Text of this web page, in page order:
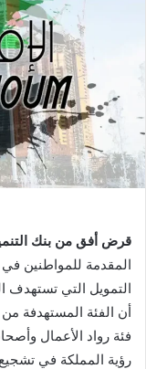
قرض أفق من بنك
المقدمة للمواطنين في
التمويل التي تستهدف
أن الفئة المستهدفة
فئة رواد الأعمال
رؤية المملكة في